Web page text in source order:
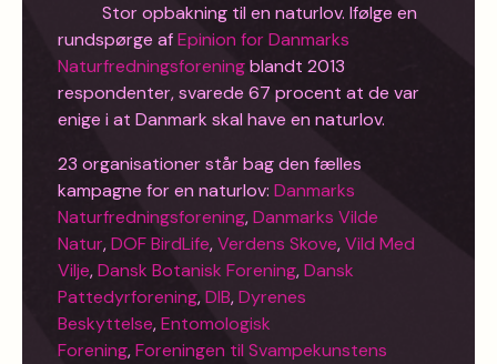
Stor opbakning til en naturlov. Ifølge en
rundspørge afEpinion for Danmarks
Naturfredningsforeningblandt 2013
respondenter, svarede 67 procent at de var
enige i at Danmark skal have en naturlov.
23 organisationer står bag den fælles
kampagne for en naturlov: Danmarks
Naturfredningsforening,Danmarks Vilde
Natur,DOF BirdLife,Verdens Skove,Vild Med
Vilje,Dansk Botanisk Forening,Dansk
Pattedyrforening,DIB,Dyrenes
Beskyttelse,Entomologisk
Forening,Foreningen til Svampekunstens